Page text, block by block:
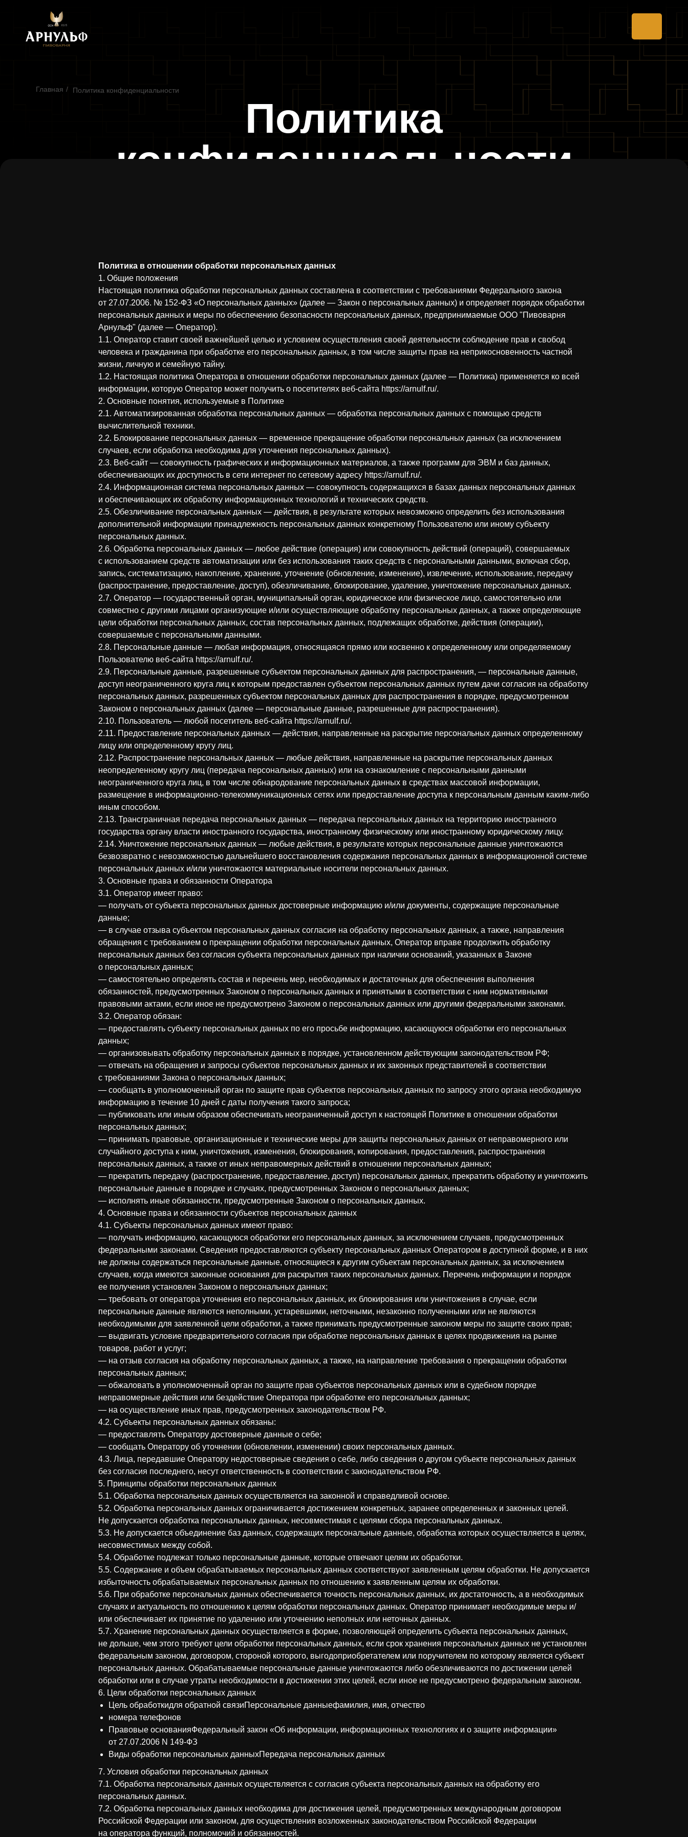
Политика
конфиденциальности
Главная Политика конфиденциальности
/
Политика в отношении обработки персональных данных
1. Общие положения
Настоящая политика обработки персональных данных составлена в соответствии с требованиями Федерального закона
от 27.07.2006. № 152-ФЗ «О персональных данных» (далее — Закон о персональных данных) и определяет порядок обработки
персональных данных и меры по обеспечению безопасности персональных данных, предпринимаемые ООО "Пивоварня
Арнульф" (далее — Оператор).
1.1. Оператор ставит своей важнейшей целью и условием осуществления своей деятельности соблюдение прав и свобод
человека и гражданина при обработке его персональных данных, в том числе защиты прав на неприкосновенность частной
жизни, личную и семейную тайну.
1.2. Настоящая политика Оператора в отношении обработки персональных данных (далее — Политика) применяется ко всей
информации, которую Оператор может получить о посетителях веб-сайта https://arnulf.ru/.
2. Основные понятия, используемые в Политике
2.1. Автоматизированная обработка персональных данных — обработка персональных данных с помощью средств
вычислительной техники.
2.2. Блокирование персональных данных — временное прекращение обработки персональных данных (за исключением
случаев, если обработка необходима для уточнения персональных данных).
2.3. Веб-сайт — совокупность графических и информационных материалов, а также программ для ЭВМ и баз данных,
обеспечивающих их доступность в сети интернет по сетевому адресу https://arnulf.ru/.
2.4. Информационная система персональных данных — совокупность содержащихся в базах данных персональных данных
и обеспечивающих их обработку информационных технологий и технических средств.
2.5. Обезличивание персональных данных — действия, в результате которых невозможно определить без использования
дополнительной информации принадлежность персональных данных конкретному Пользователю или иному субъекту
персональных данных.
2.6. Обработка персональных данных — любое действие (операция) или совокупность действий (операций), совершаемых
с использованием средств автоматизации или без использования таких средств с персональными данными, включая сбор,
запись, систематизацию, накопление, хранение, уточнение (обновление, изменение), извлечение, использование, передачу
(распространение, предоставление, доступ), обезличивание, блокирование, удаление, уничтожение персональных данных.
2.7. Оператор — государственный орган, муниципальный орган, юридическое или физическое лицо, самостоятельно или
совместно с другими лицами организующие и/или осуществляющие обработку персональных данных, а также определяющие
цели обработки персональных данных, состав персональных данных, подлежащих обработке, действия (операции),
совершаемые с персональными данными.
2.8. Персональные данные — любая информация, относящаяся прямо или косвенно к определенному или определяемому
Пользователю веб-сайта https://arnulf.ru/.
2.9. Персональные данные, разрешенные субъектом персональных данных для распространения, — персональные данные,
доступ неограниченного круга лиц к которым предоставлен субъектом персональных данных путем дачи согласия на обработку
персональных данных, разрешенных субъектом персональных данных для распространения в порядке, предусмотренном
Законом о персональных данных (далее — персональные данные, разрешенные для распространения).
2.10. Пользователь — любой посетитель веб-сайта https://arnulf.ru/.
2.11. Предоставление персональных данных — действия, направленные на раскрытие персональных данных определенному
лицу или определенному кругу лиц.
2.12. Распространение персональных данных — любые действия, направленные на раскрытие персональных данных
неопределенному кругу лиц (передача персональных данных) или на ознакомление с персональными данными
неограниченного круга лиц, в том числе обнародование персональных данных в средствах массовой информации,
размещение в информационно-телекоммуникационных сетях или предоставление доступа к персональным данным каким-либо
иным способом.
2.13. Трансграничная передача персональных данных — передача персональных данных на территорию иностранного
государства органу власти иностранного государства, иностранному физическому или иностранному юридическому лицу.
2.14. Уничтожение персональных данных — любые действия, в результате которых персональные данные уничтожаются
безвозвратно с невозможностью дальнейшего восстановления содержания персональных данных в информационной системе
персональных данных и/или уничтожаются материальные носители персональных данных.
3. Основные права и обязанности Оператора
3.1. Оператор имеет право:
— получать от субъекта персональных данных достоверные информацию и/или документы, содержащие персональные
данные;
— в случае отзыва субъектом персональных данных согласия на обработку персональных данных, а также, направления
обращения с требованием о прекращении обработки персональных данных, Оператор вправе продолжить обработку
персональных данных без согласия субъекта персональных данных при наличии оснований, указанных в Законе
о персональных данных;
— самостоятельно определять состав и перечень мер, необходимых и достаточных для обеспечения выполнения
обязанностей, предусмотренных Законом о персональных данных и принятыми в соответствии с ним нормативными
правовыми актами, если иное не предусмотрено Законом о персональных данных или другими федеральными законами.
3.2. Оператор обязан:
— предоставлять субъекту персональных данных по его просьбе информацию, касающуюся обработки его персональных
данных;
— организовывать обработку персональных данных в порядке, установленном действующим законодательством РФ;
— отвечать на обращения и запросы субъектов персональных данных и их законных представителей в соответствии
с требованиями Закона о персональных данных;
— сообщать в уполномоченный орган по защите прав субъектов персональных данных по запросу этого органа необходимую
информацию в течение 10 дней с даты получения такого запроса;
— публиковать или иным образом обеспечивать неограниченный доступ к настоящей Политике в отношении обработки
персональных данных;
— принимать правовые, организационные и технические меры для защиты персональных данных от неправомерного или
случайного доступа к ним, уничтожения, изменения, блокирования, копирования, предоставления, распространения
персональных данных, а также от иных неправомерных действий в отношении персональных данных;
— прекратить передачу (распространение, предоставление, доступ) персональных данных, прекратить обработку и уничтожить
персональные данные в порядке и случаях, предусмотренных Законом о персональных данных;
— исполнять иные обязанности, предусмотренные Законом о персональных данных.
4. Основные права и обязанности субъектов персональных данных
4.1. Субъекты персональных данных имеют право:
— получать информацию, касающуюся обработки его персональных данных, за исключением случаев, предусмотренных
федеральными законами. Сведения предоставляются субъекту персональных данных Оператором в доступной форме, и в них
не должны содержаться персональные данные, относящиеся к другим субъектам персональных данных, за исключением
случаев, когда имеются законные основания для раскрытия таких персональных данных. Перечень информации и порядок
ее получения установлен Законом о персональных данных;
— требовать от оператора уточнения его персональных данных, их блокирования или уничтожения в случае, если
персональные данные являются неполными, устаревшими, неточными, незаконно полученными или не являются
необходимыми для заявленной цели обработки, а также принимать предусмотренные законом меры по защите своих прав;
— выдвигать условие предварительного согласия при обработке персональных данных в целях продвижения на рынке
товаров, работ и услуг;
— на отзыв согласия на обработку персональных данных, а также, на направление требования о прекращении обработки
персональных данных;
— обжаловать в уполномоченный орган по защите прав субъектов персональных данных или в судебном порядке
неправомерные действия или бездействие Оператора при обработке его персональных данных;
— на осуществление иных прав, предусмотренных законодательством РФ.
4.2. Субъекты персональных данных обязаны:
— предоставлять Оператору достоверные данные о себе;
— сообщать Оператору об уточнении (обновлении, изменении) своих персональных данных.
4.3. Лица, передавшие Оператору недостоверные сведения о себе, либо сведения о другом субъекте персональных данных
без согласия последнего, несут ответственность в соответствии с законодательством РФ.
5. Принципы обработки персональных данных
5.1. Обработка персональных данных осуществляется на законной и справедливой основе.
5.2. Обработка персональных данных ограничивается достижением конкретных, заранее определенных и законных целей.
Не допускается обработка персональных данных, несовместимая с целями сбора персональных данных.
5.3. Не допускается объединение баз данных, содержащих персональные данные, обработка которых осуществляется в целях,
несовместимых между собой.
5.4. Обработке подлежат только персональные данные, которые отвечают целям их обработки.
5.5. Содержание и объем обрабатываемых персональных данных соответствуют заявленным целям обработки. Не допускается
избыточность обрабатываемых персональных данных по отношению к заявленным целям их обработки.
5.6. При обработке персональных данных обеспечивается точность персональных данных, их достаточность, а в необходимых
случаях и актуальность по отношению к целям обработки персональных данных. Оператор принимает необходимые меры и/
или обеспечивает их принятие по удалению или уточнению неполных или неточных данных.
5.7. Хранение персональных данных осуществляется в форме, позволяющей определить субъекта персональных данных,
не дольше, чем этого требуют цели обработки персональных данных, если срок хранения персональных данных не установлен
федеральным законом, договором, стороной которого, выгодоприобретателем или поручителем по которому является субъект
персональных данных. Обрабатываемые персональные данные уничтожаются либо обезличиваются по достижении целей
обработки или в случае утраты необходимости в достижении этих целей, если иное не предусмотрено федеральным законом.
6. Цели обработки персональных данных
Цель обработкидля обратной связиПерсональные данныефамилия, имя, отчество
номера телефонов
Правовые основанияФедеральный закон «Об информации, информационных технологиях и о защите информации»
от 27.07.2006 N 149-ФЗ
Виды обработки персональных данныхПередача персональных данных
7. Условия обработки персональных данных
7.1. Обработка персональных данных осуществляется с согласия субъекта персональных данных на обработку его
персональных данных.
7.2. Обработка персональных данных необходима для достижения целей, предусмотренных международным договором
Российской Федерации или законом, для осуществления возложенных законодательством Российской Федерации
на оператора функций, полномочий и обязанностей.